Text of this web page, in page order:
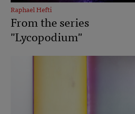
Raphael Hefti
From the series
"Lycopodium"